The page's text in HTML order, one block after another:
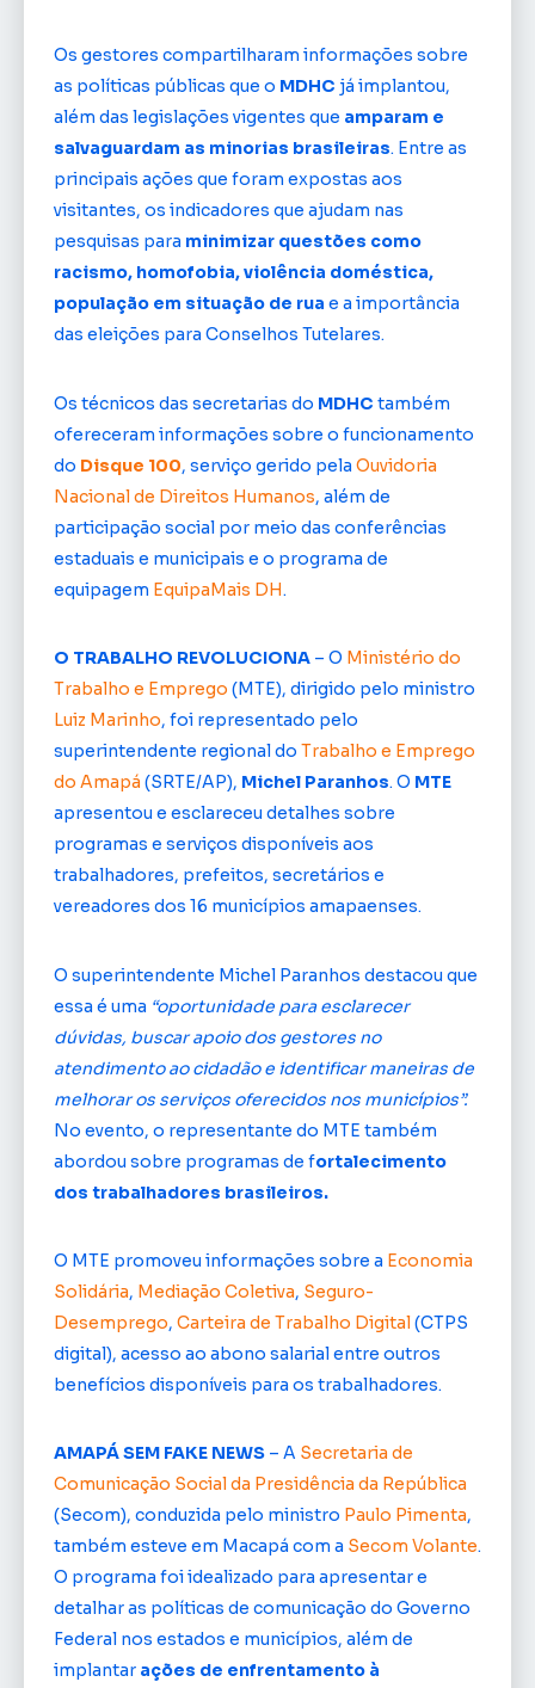
Os gestores compartilharam informações sobre
as políticas públicas que o MDHC já implantou,
além das legislações vigentes que amparam e
salvaguardam as minorias brasileiras. Entre as
principais ações que foram expostas aos
visitantes, os indicadores que ajudam nas
pesquisas para minimizar questões como
racismo, homofobia, violência doméstica,
população em situação de rua e a importância
das eleições para Conselhos Tutelares.
Os técnicos das secretarias do MDHC também
ofereceram informações sobre o funcionamento
do Disque 100, serviço gerido pela Ouvidoria
Nacional de Direitos Humanos, além de
participação social por meio das conferências
estaduais e municipais e o programa de
equipagem EquipaMais DH.
O TRABALHO REVOLUCIONA – O Ministério do
Trabalho e Emprego (MTE), dirigido pelo ministro
Luiz Marinho, foi representado pelo
superintendente regional do Trabalho e Emprego
do Amapá (SRTE/AP), Michel Paranhos. O MTE
apresentou e esclareceu detalhes sobre
programas e serviços disponíveis aos
trabalhadores, prefeitos, secretários e
vereadores dos 16 municípios amapaenses.
O superintendente Michel Paranhos destacou que
essa é uma “oportunidade para esclarecer
dúvidas, buscar apoio dos gestores no
atendimento ao cidadão e identificar maneiras de
melhorar os serviços oferecidos nos municípios”.
No evento, o representante do MTE também
abordou sobre programas de fortalecimento
dos trabalhadores brasileiros.
O MTE promoveu informações sobre a Economia
Solidária, Mediação Coletiva, Seguro-
Desemprego, Carteira de Trabalho Digital(CTPS
digital), acesso ao abono salarial entre outros
benefícios disponíveis para os trabalhadores.
AMAPÁ SEM FAKE NEWS – A Secretaria de
Comunicação Social da Presidência da República
(Secom), conduzida pelo ministro Paulo Pimenta,
também esteve em Macapá com a Secom Volante.
O programa foi idealizado para apresentar e
detalhar as políticas de comunicação do Governo
Federal nos estados e municípios, além de
implantar ações de enfrentamento à